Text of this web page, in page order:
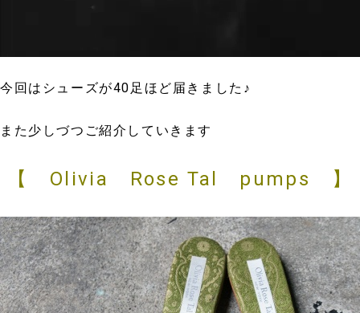
今回はシューズが40足ほど届きました♪
また少しづつご紹介していきます
【 Olivia Rose Tal pumps 】